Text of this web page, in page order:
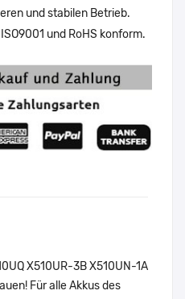
und stabilen Betrieb.
ISO9001 und RoHS konform.
X510UR-3B X510UN-1A
Für alle Akkus des